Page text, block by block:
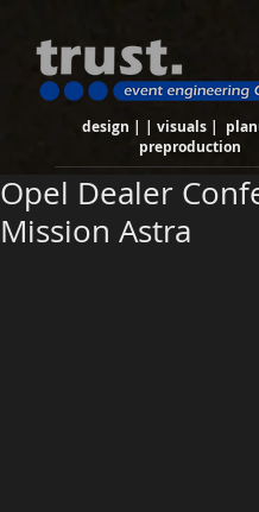
design | | visuals |
preproduction
Opel Dealer
Mission Astra